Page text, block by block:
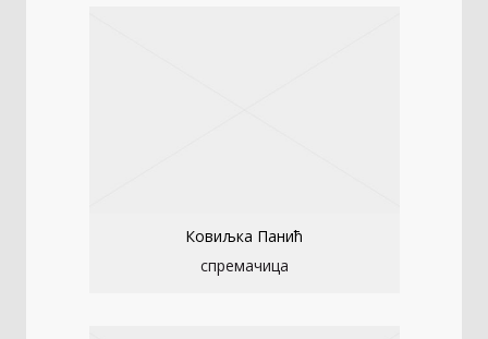
Ковиљка Панић
спремачица